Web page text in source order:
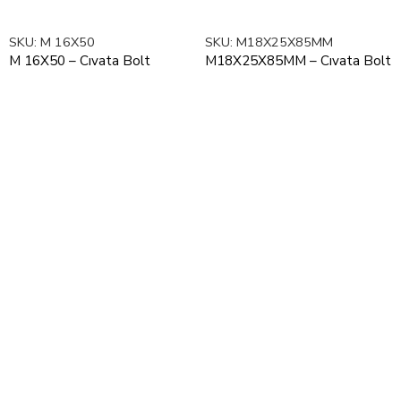
SKU: M 16X50
M 16X50 – Cıvata Bolt
SKU: M18X25X85MM
M18X25X85MM – Cıvata Bolt